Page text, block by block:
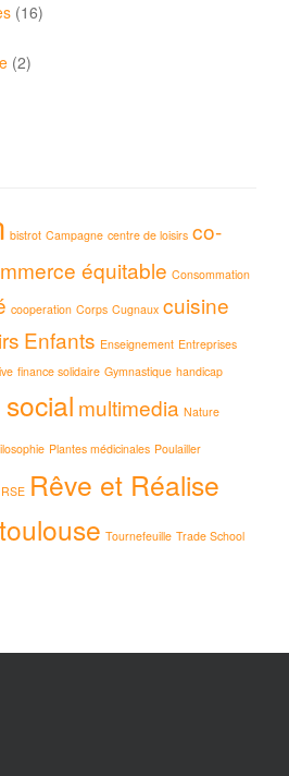
(16)
(2)
bistrot Campagne centre de loisirs co-
équitable Consommation
cooperation Corps Cugnaux cuisine
Enfants Enseignement Entreprises
finance solidaire Gymnastique handicap
multimedia Nature
Plantes médicinales Poulailler
RSE Rêve et Réalise
toulouse Tournefeuille Trade School